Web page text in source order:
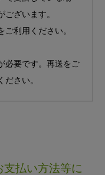
ございます。
利用ください。
必要です。再送をご
ださい。
払い方法等に